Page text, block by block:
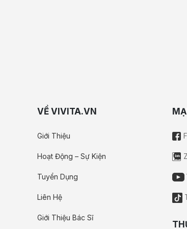
VỀ VIVITA.VN
Giới Thiệu
Hoạt Động – Sự Kiện
Tuyển Dụng
Liên Hệ
Giới Thiệu Bác Sĩ